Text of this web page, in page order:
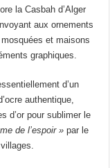
la Casbah d’Alger
aux ornements
et maisons
graphiques.
d’un
authentique,
d’or pour sublimer le
de l’espoir » par le